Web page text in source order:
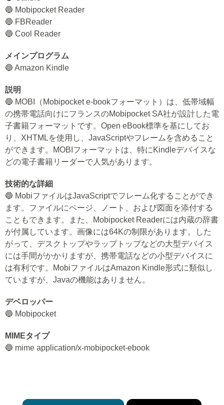
🔵 Mobipocket Reader
🔵 FBReader
🔵 Cool Reader
メインプログラム
🔵 Amazon Kindle
説明
🔵 MOBI（Mobipocket e-bookフォーマット）は、低帯域幅
の携帯電話向けにフランスのMobipocket SA社が設計した電
子書籍フォーマットです。Open eBook標準を基にしてお
り、XHTMLを使用し、JavaScriptやフレームを含めること
ができます。MOBIフォーマットは、特にKindleデバイスな
どの電子書籍リーダーで人気があります。
技術的な詳細
🔵 MobiファイルはJavaScriptでフレーム化することができ
ます。ファイルにページ、ノート、および図面を添付する
こともできます。また、Mobipocket Readerには内蔵の辞書
が付属しています。画像には64Kの制限があります。した
がって、デスクトップやラップトップなどの大型デバイス
には手間がかかりますが、携帯電話などの小型デバイスに
は有利です。MobiファイルはAmazon Kindle形式に類似し
ていますが、Javaの機能はありません。
デベロッパー
🔵 Mobipocket
MIMEタイプ
🔵 mime application/x-mobipocket-ebook
×